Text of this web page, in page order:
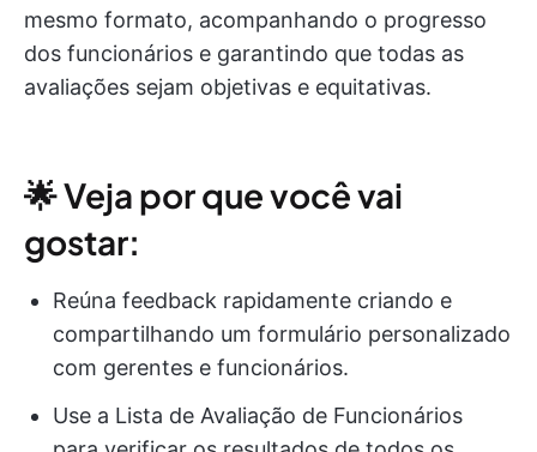
mesmo formato, acompanhando o progresso
dos funcionários e garantindo que todas as
avaliações sejam objetivas e equitativas.
🌟 Veja por que você vai
gostar:
Reúna feedback rapidamente criando e
compartilhando um formulário personalizado
com gerentes e funcionários.
Use a Lista de Avaliação de Funcionários